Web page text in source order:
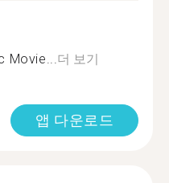
Movie...더 보기
앱 다운로드